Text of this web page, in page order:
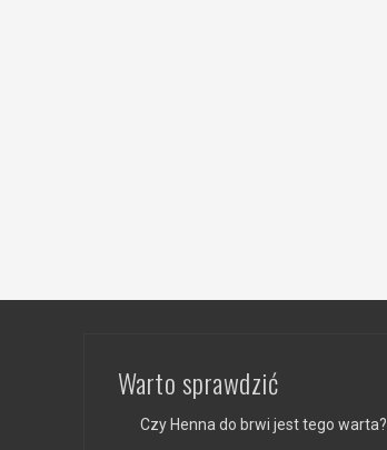
Warto sprawdzić
Czy Henna do brwi jest tego warta?